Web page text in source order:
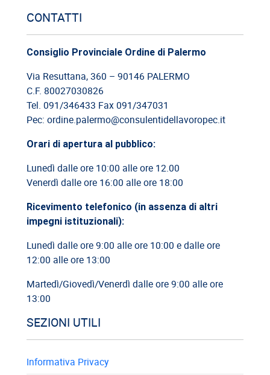
Cassazione: estorsione e insicurezza sul posto di lavoro
09/06/2026
08/06/2026
Cassazione: legittimità del licenziamento con email
03/06/2026
Cassazione: rischi relativi alla informazione-formazione
CONTATTI
Consiglio Provinciale Ordine di Palermo
Via Resuttana, 360 – 90146 PALERMO
C.F. 80027030826
Tel. 091/346433 Fax 091/347031
Pec: ordine.palermo@consulentidellavoropec.it
Orari di apertura al pubblico:
Lunedì dalle ore 10:00 alle ore 12.00
Venerdì dalle ore 16:00 alle ore 18:00
Ricevimento telefonico (in assenza di altri
impegni istituzionali):
Lunedì dalle ore 9:00 alle ore 10:00 e dalle ore
12:00 alle ore 13:00
Martedì/Giovedì/Venerdì dalle ore 9:00 alle ore
13:00
SEZIONI UTILI
Informativa Privacy